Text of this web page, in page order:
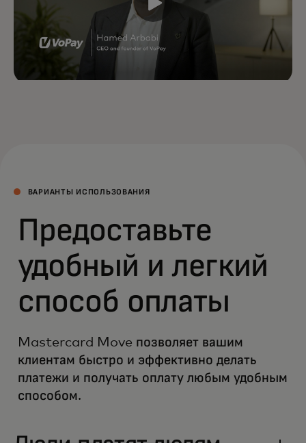
ВАРИАНТЫ ИСПОЛЬЗОВАНИЯ
Предоставьте
удобный и легкий
способ оплаты
Mastercard Move позволяет вашим
клиентам быстро и эффективно делать
платежи и получать оплату любым удобным
способом.